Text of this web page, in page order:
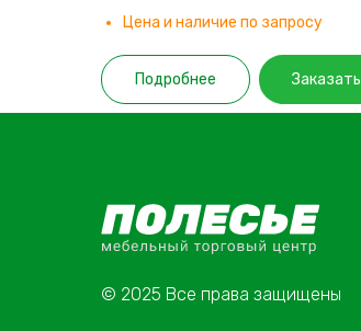
Цена и наличие по запросу
Подробнее Заказать
© 2025 Все права защищены